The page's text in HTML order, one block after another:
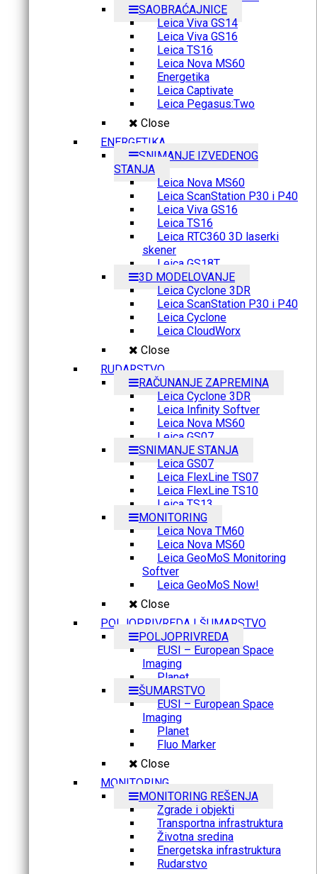
SAOBRAĆAJNICE
Leica Viva GS14
Leica Viva GS16
Leica TS16
Leica Nova MS60
Energetika
Leica Captivate
Leica Pegasus:Two
Close
ENERGETIKA
SNIMANJE IZVEDENOG
STANJA
Leica Nova MS60
Leica ScanStation P30 i P40
Leica Viva GS16
Leica TS16
Leica RTC360 3D laserki
skener
Leica GS18T
3D MODELOVANJE
Leica Cyclone 3DR
Leica ScanStation P30 i P40
Leica Cyclone
Leica CloudWorx
Close
RUDARSTVO
RAČUNANJE ZAPREMINA
Leica Cyclone 3DR
Leica Infinity Softver
Leica Nova MS60
Leica GS07
SNIMANJE STANJA
Leica GS07
Leica FlexLine TS07
Leica FlexLine TS10
Leica TS13
MONITORING
Leica Nova TM60
Leica Nova MS60
Leica GeoMoS Monitoring
Softver
Leica GeoMoS Now!
Close
POLJOPRIVREDA I ŠUMARSTVO
POLJOPRIVREDA
EUSI – European Space
Imaging
Planet
ŠUMARSTVO
EUSI – European Space
Imaging
Planet
Fluo Marker
Close
MONITORING
MONITORING REŠENJA
Zgrade i objekti
Transportna infrastruktura
Životna sredina
Energetska infrastruktura
Rudarstvo